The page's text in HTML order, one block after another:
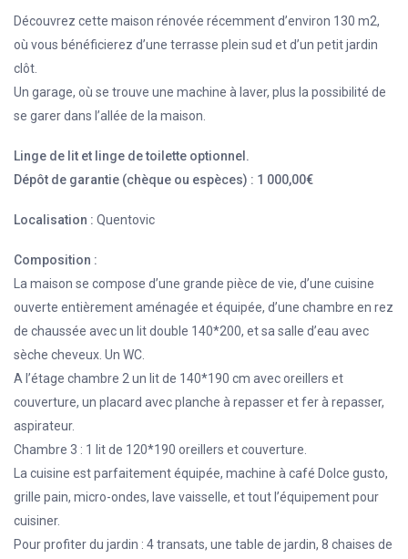
Découvrez cette maison rénovée récemment d’environ 130 m2,
où vous bénéficierez d’une terrasse plein sud et d’un petit jardin
clôt.
Un garage, où se trouve une machine à laver, plus la possibilité de
se garer dans l’allée de la maison.
Linge de lit et linge de toilette optionnel.
Dépôt de garantie (chèque ou espèces) : 1 000,00€
Localisation : Quentovic
Composition :
La maison se compose d’une grande pièce de vie, d’une cuisine
ouverte entièrement aménagée et équipée, d’une chambre en rez
de chaussée avec un lit double 140*200, et sa salle d’eau avec
sèche cheveux. Un WC.
A l’étage chambre 2 un lit de 140*190 cm avec oreillers et
couverture, un placard avec planche à repasser et fer à repasser,
aspirateur.
Chambre 3 : 1 lit de 120*190 oreillers et couverture.
La cuisine est parfaitement équipée, machine à café Dolce gusto,
grille pain, micro-ondes, lave vaisselle, et tout l’équipement pour
cuisiner.
Pour profiter du jardin : 4 transats, une table de jardin, 8 chaises de